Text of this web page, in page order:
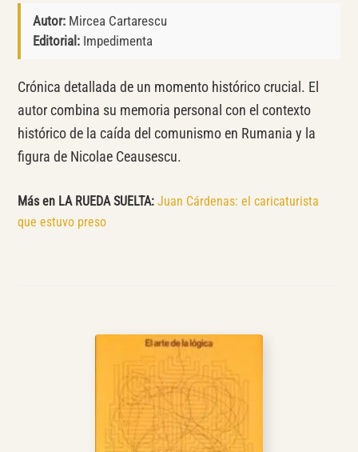
Autor:Mircea Cartarescu
Editorial:Impedimenta
Crónica detallada de un momento histórico crucial. El
autor combina su memoria personal con el contexto
histórico de la caída del comunismo en Rumania y la
figura de Nicolae Ceausescu.
Más en LA RUEDA SUELTA: Juan Cárdenas: el caricaturista
que estuvo preso